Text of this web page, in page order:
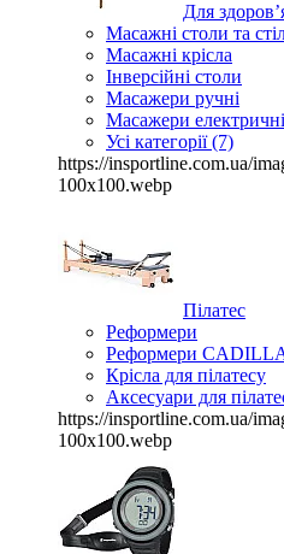
Для
Масажні столи та
Масажні крісла
Інверсійні столи
Масажери ручні
Масажери електричні
Усі категорії (7)
https://insportline.com.ua/
100x100.webp
Пілатес
Реформери
Реформери
Крісла для пілатесу
Аксесуари для
https://insportline.com.ua/
100x100.webp